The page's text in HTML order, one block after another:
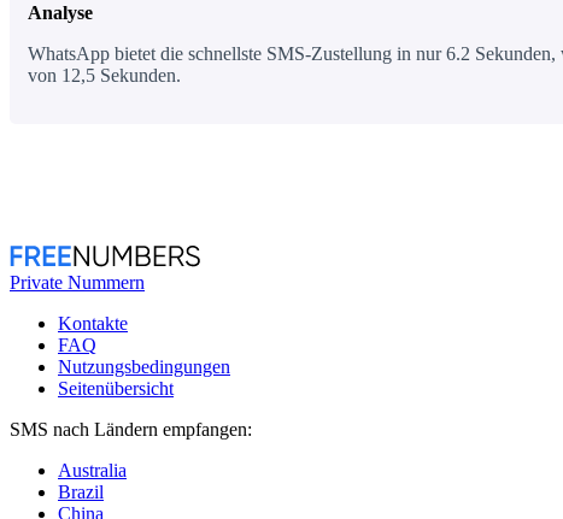
Analyse
WhatsApp bietet die schnellste SMS-Zustellung in nur 6.2
von 12,5 Sekunden.
Private Nummern
Kontakte
FAQ
Nutzungsbedingungen
Seitenübersicht
SMS nach Ländern empfangen:
Australia
Brazil
China